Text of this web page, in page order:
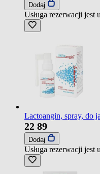
Dodaj
Usługa rezerwacji jest
Lactoangin, spray, do
22 89
Dodaj
Usługa rezerwacji jest